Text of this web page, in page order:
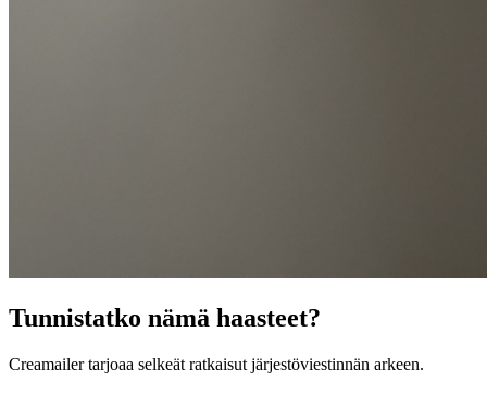
Tunnistatko nämä haasteet?
Creamailer tarjoaa selkeät ratkaisut järjestöviestinnän arkeen.